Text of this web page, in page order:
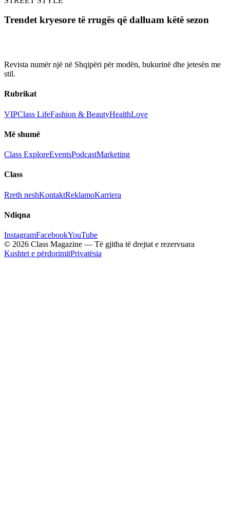
Trendet kryesore të rrugës që dalluam këtë sezon
Revista numër një në Shqipëri për modën, bukurinë dhe jetesën me
stil.
Rubrikat
VIPClass LifeFashion & BeautyHealthLove
Më shumë
Class ExploreEventsPodcastMarketing
Class
Rreth neshKontaktReklamoKarriera
Ndiqna
InstagramFacebookYouTube
© 2026 Class Magazine — Të gjitha të drejtat e rezervuara
Kushtet e përdorimitPrivatësia